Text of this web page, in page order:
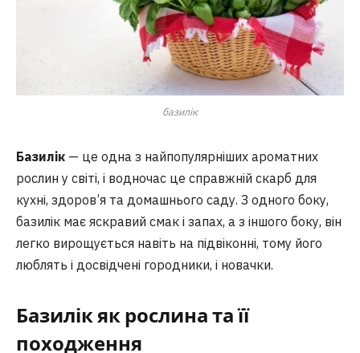
базилік
Базилік — це одна з найпопулярніших ароматних
рослин у світі, і водночас це справжній скарб для
кухні, здоров’я та домашнього саду. З одного боку,
базилік має яскравий смак і запах, а з іншого боку, він
легко вирощується навіть на підвіконні, тому його
люблять і досвідчені городники, і новачки.
Базилік як рослина та її
походження